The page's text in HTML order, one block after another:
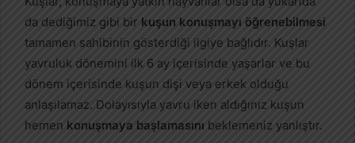
da dediğimiz gibi bir kuşun konuşmayı öğrenebilmesi
tamamen sahibinin gösterdiği ilgiye bağlıdır. Kuşlar
yavruluk dönemini ilk 6 ay içerisinde yaşarlar ve bu
dönem içerisinde kuşun dişi veya erkek olduğu
anlaşılamaz. Dolayısıyla yavru iken aldığınız kuşun
hemen konuşmaya başlamasını beklemeniz yanlıştır.